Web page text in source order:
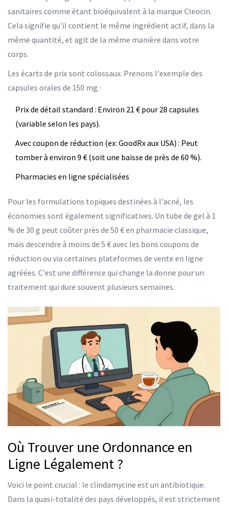
sanitaires comme étant bioéquivalent à la marque Cleocin.
Cela signifie qu'il contient le même ingrédient actif, dans la
même quantité, et agit de la même manière dans votre
corps.
Les écarts de prix sont colossaux. Prenons l'exemple des
capsules orales de 150 mg :
Prix de détail standard : Environ 21 € pour 28 capsules
(variable selon les pays).
Avec coupon de réduction (ex: GoodRx aux USA) : Peut
tomber à environ 9 € (soit une baisse de près de 60 %).
Pharmacies en ligne spécialisées
Pour les formulations topiques destinées à l'acné, les
économies sont également significatives. Un tube de gel à 1
% de 30 g peut coûter près de 50 € en pharmacie classique,
mais descendre à moins de 5 € avec les bons coupons de
réduction ou via certaines plateformes de vente en ligne
agréées. C'est une différence qui change la donne pour un
traitement qui dure souvent plusieurs semaines.
Où Trouver une Ordonnance en
Ligne Légalement ?
Voici le point crucial : le clindamycine est un antibiotique.
Dans la quasi-totalité des pays développés, il est strictement